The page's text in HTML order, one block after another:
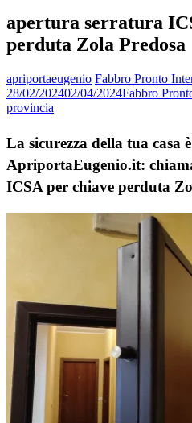
apertura serratura
perduta Zola Predosa
apriportaeugenio Fabbro Pronto
28/02/202402/04/2024Fabbro
provincia
La sicurezza della tua casa
ApriportaEugenio.it:
ICSA per chiave perduta